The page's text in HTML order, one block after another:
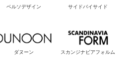
ベルソデザイン サイドバイサイド
ダヌーン スカンジナビアフォルム